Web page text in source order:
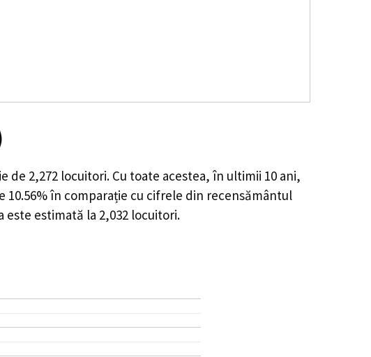
de 2,272 locuitori. Cu toate acestea, în ultimii 10 ani,
10.56%în comparație cu cifrele din recensământul
este estimată la 2,032 locuitori.